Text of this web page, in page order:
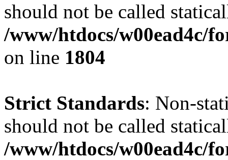
should not be called
/www/htdocs/w00ead4c/
on line 1804
Strict Standards: Non-
should not be called
/www/htdocs/w00ead4c/